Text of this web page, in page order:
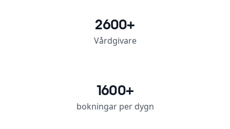
Vårdgivare
2600+
bokningar per dygn
1600+